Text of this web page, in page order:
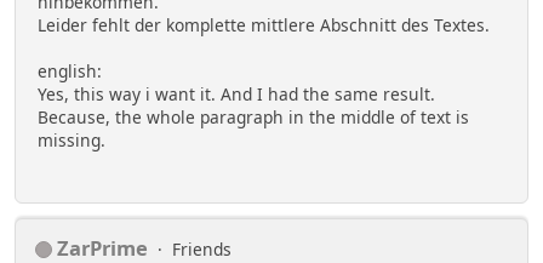
Leider fehlt der komplette mittlere Abschnitt des Textes.
english:
Yes, this way i want it. And I had the same result.
Because, the whole paragraph in the middle of text is
missing.
ZarPrime
Friends